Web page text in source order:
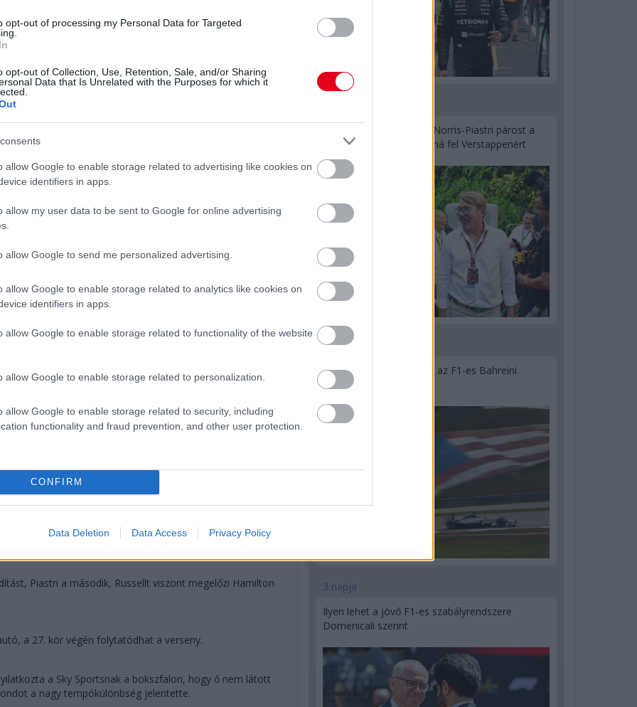
opt-out of processing my Personal Data for Targeted
opt-out of Collection, Use, Retention, Sale, and/or Sharing
Data that Is Unrelated with the Purposes for which it
allow Google to enable storage related to advertising like cookies on
identifiers in apps.
allow my user data to be sent to Google for online advertising
allow Google to send me personalized advertising.
allow Google to enable storage related to analytics like cookies on
identifiers in apps.
allow Google to enable storage related to functionality of the website
allow Google to enable storage related to personalization.
allow Google to enable storage related to security, including
functionality and fraud prevention, and other user protection.
CONFIRM
Data Deletion Data Access Privacy Policy
Viszont Piastri is lerázta magáról két másodpercre a
rádión Leclerc, aki utána majdnem támadni is tudta
a vb-éllovas - aki nem sokáig lesz így vb-éllovas...
a versenyből: az Aston Martin közlése szerint víznyomás-
de amúgy Leclerc sincs messze tőle. Hátrébb
helyen ezzel.
Piastri előtt, aki mögött másodpercre Hamilton, tőle fél
még nyitott, de egyelőre nem könnyű előzni az
állapotáról: 50G-s volt a becsapódás, a
a brit lábában, a jobb térde zúzódott kissé.
ügyben! Azért majd a szabályrendszert még
okán...
innen ezt csak egy hiba vagy balszerencse veheti el az
Bearman esetet.
jól járt a biztonsági autóval, de most már Piastri nyakára
Piastri a második, Russellt viszont megelőzi Hamilton
a 27. kör végén folytatódhat a verseny.
a Sky Sportsnak a bokszfalon, hogy ő nem látott
a nagy tempókülönbség jelentette.
Hakkinen megtartaná a Norris-Piastri párost a
McLarennél, nem borítaná fel Verstappenért
2 napja
Megvan, mikor kezdődik az F1-es Bahreini
Nagydíj Malajziában
3 napja
Ilyen lehet a jövő F1-es szabályrendszere
Domenicali szerint